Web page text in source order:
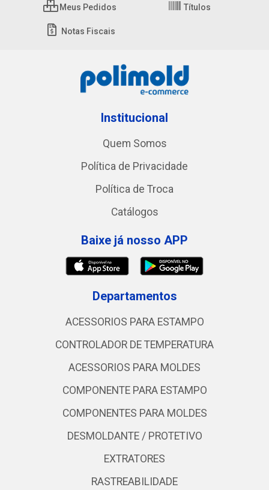
Meus Pedidos Títulos
Notas Fiscais
Institucional
Quem Somos
Política de Privacidade
Política de Troca
Catálogos
Baixe já nosso APP
Departamentos
ACESSORIOS PARA ESTAMPO
CONTROLADOR DE TEMPERATURA
ACESSORIOS PARA MOLDES
COMPONENTE PARA ESTAMPO
COMPONENTES PARA MOLDES
DESMOLDANTE / PROTETIVO
EXTRATORES
RASTREABILIDADE